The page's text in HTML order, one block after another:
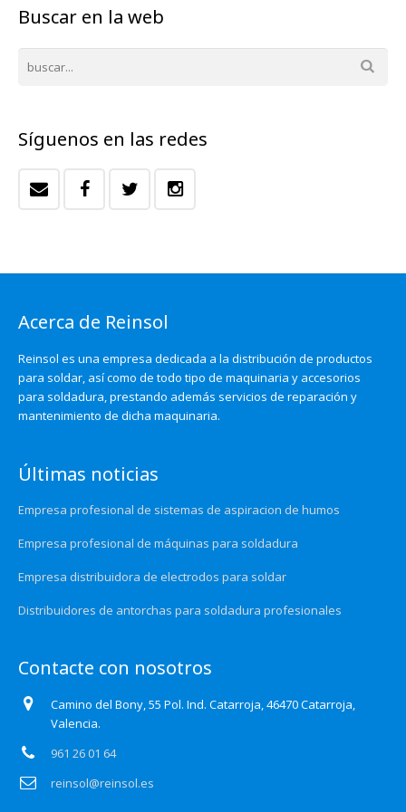
Buscar en la web
Síguenos en las redes
Acerca de Reinsol
Reinsol es una empresa dedicada a la distribución de productos
para soldar, así como de todo tipo de maquinaria y accesorios
para soldadura, prestando además servicios de reparación y
mantenimiento de dicha maquinaria.
Últimas noticias
Empresa profesional de sistemas de aspiracion de humos
Empresa profesional de máquinas para soldadura
Empresa distribuidora de electrodos para soldar
Distribuidores de antorchas para soldadura profesionales
Contacte con nosotros
Camino del Bony, 55 Pol. Ind. Catarroja, 46470 Catarroja,
Valencia.
961 26 01 64
reinsol@reinsol.es